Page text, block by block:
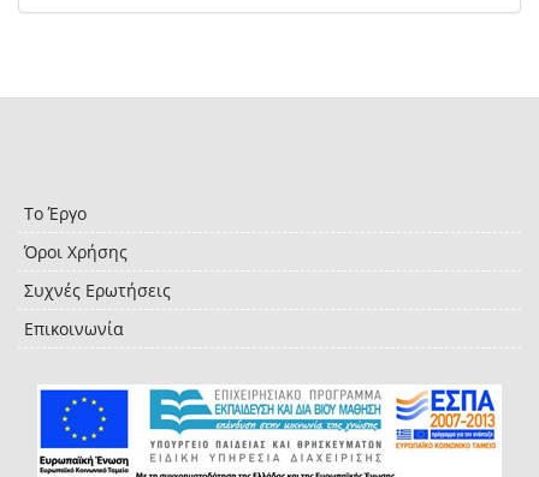
Το Έργο
Όροι Χρήσης
Συχνές Ερωτήσεις
Επικοινωνία